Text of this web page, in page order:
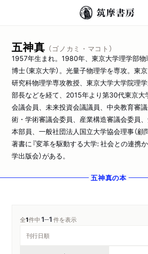
五神真 （ゴノカミ・マコト）
1957年生まれ。1980年、東京大学理学部
博士（東京大学）。光量子物理学を専攻。東
研究科物理学専攻教授、東京大学大学院理
部長などを経て、2015年より第30代東京大
会議会員、未来投資会議議員、中央教育審
術・学術審議会委員、産業構造審議会委員
本部員、一般社団法人国立大学協会理事（顧
著書に『変革を駆動する大学: 社会との連携か
学出版会）がある。
五神真の本
全1件中1─1件を表示